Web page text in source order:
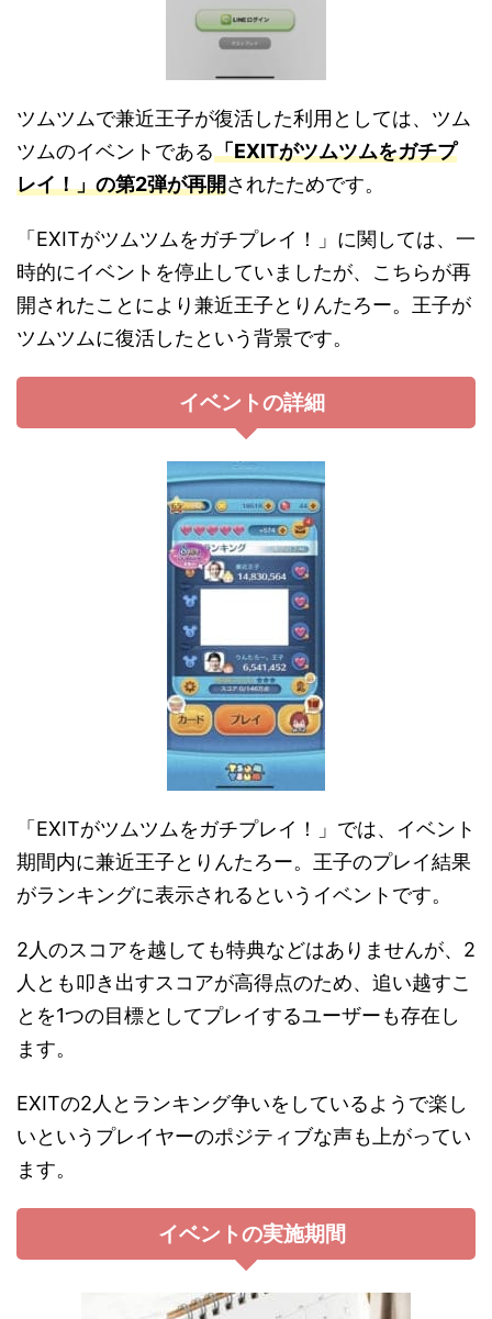
ツムツムで兼近王子が復活した利用としては、ツム
ツムのイベントである「EXITがツムツムをガチプ
レイ！」の第2弾が再開されたためです。
「EXITがツムツムをガチプレイ！」に関しては、一
時的にイベントを停止していましたが、こちらが再
開されたことにより兼近王子とりんたろー。王子が
ツムツムに復活したという背景です。
イベントの詳細
「EXITがツムツムをガチプレイ！」では、イベント
期間内に兼近王子とりんたろー。王子のプレイ結果
がランキングに表示されるというイベントです。
2人のスコアを越しても特典などはありませんが、2
人とも叩き出すスコアが高得点のため、追い越すこ
とを1つの目標としてプレイするユーザーも存在し
ます。
EXITの2人とランキング争いをしているようで楽し
いというプレイヤーのポジティブな声も上がってい
ます。
イベントの実施期間